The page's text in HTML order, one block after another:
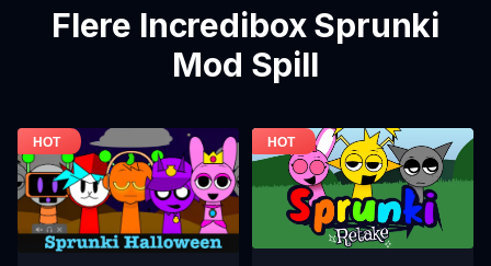
Flere Incredibox Sprunki
Mod Spill